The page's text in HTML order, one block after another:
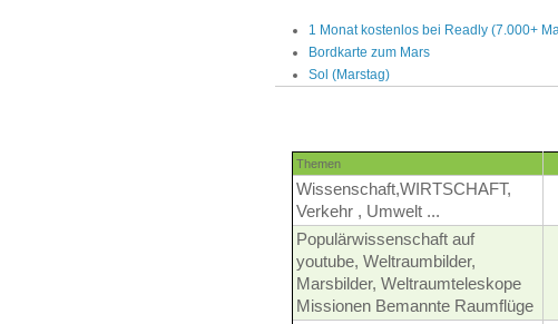
1 Monat kostenlos bei Readly (7.000+
Bordkarte zum Mars
Sol (Marstag)
Themen
Wissenschaft,WIRTSCHAFT,
Verkehr , Umwelt ...
Populärwissenschaft auf
youtube, Weltraumbilder,
Marsbilder, Weltraumteleskope
Missionen Bemannte Raumflüge